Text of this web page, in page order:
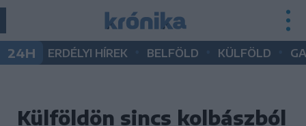
24H ERDÉLYI HÍREK BELFÖLD KÜLFÖLD
Külföldön sincs kolbászból